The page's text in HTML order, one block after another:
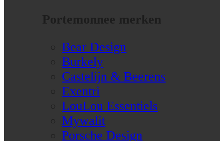
Portemonnee merken
Bear Design
Burkely
Castelijn & Beerens
Exentri
LouLou Essentiels
Mywalit
Porsche Design